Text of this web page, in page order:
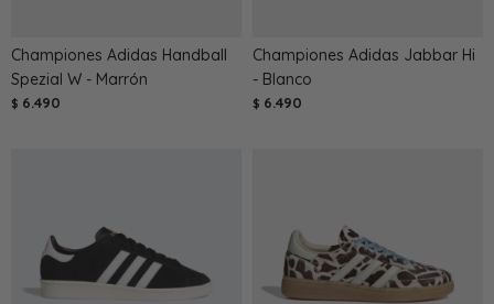
Championes Adidas Handball
Spezial W - Marrón
$ 6.490
Championes Adidas Jabbar Hi
- Blanco
$ 6.490